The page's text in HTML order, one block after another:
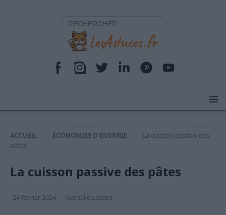
ACCUEIL ÉCONOMIES D'ÉNERGIE
La cuisson passive des
pâtes
La cuisson passive des pâtes
24 février 2024 Nathalie Leclerc